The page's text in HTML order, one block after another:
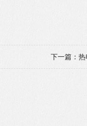
下一篇： 热